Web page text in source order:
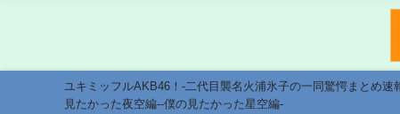
ユキミッフルAKB46！-二代目襲名火浦氷子の一同驚愕まとめ
見たかった夜空編--僕の見たかった星空編-